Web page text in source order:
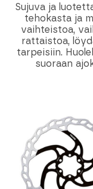
Sujuva ja
tehokasta ja
vaihteistoa,
rattaistoa,
tarpeisiin.
suoraan